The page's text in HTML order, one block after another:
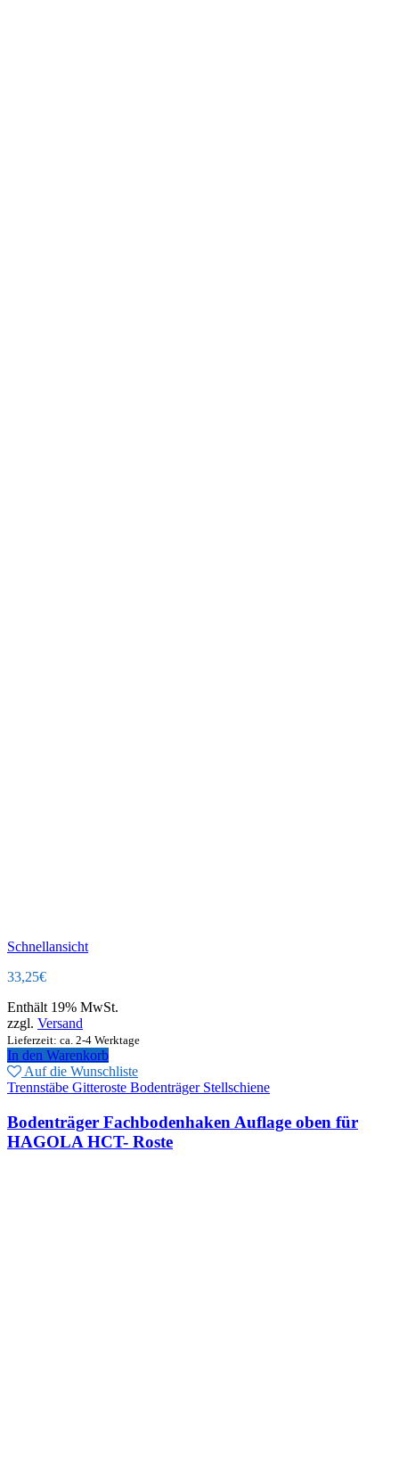
Schnellansicht
33,25€
Enthält 19% MwSt.
zzgl. Versand
Lieferzeit: ca. 2-4 Werktage
In den Warenkorb
Auf die Wunschliste
Trennstäbe Gitteroste Bodenträger Stellschiene
Bodenträger Fachbodenhaken Auflage oben für
HAGOLA HCT- Roste